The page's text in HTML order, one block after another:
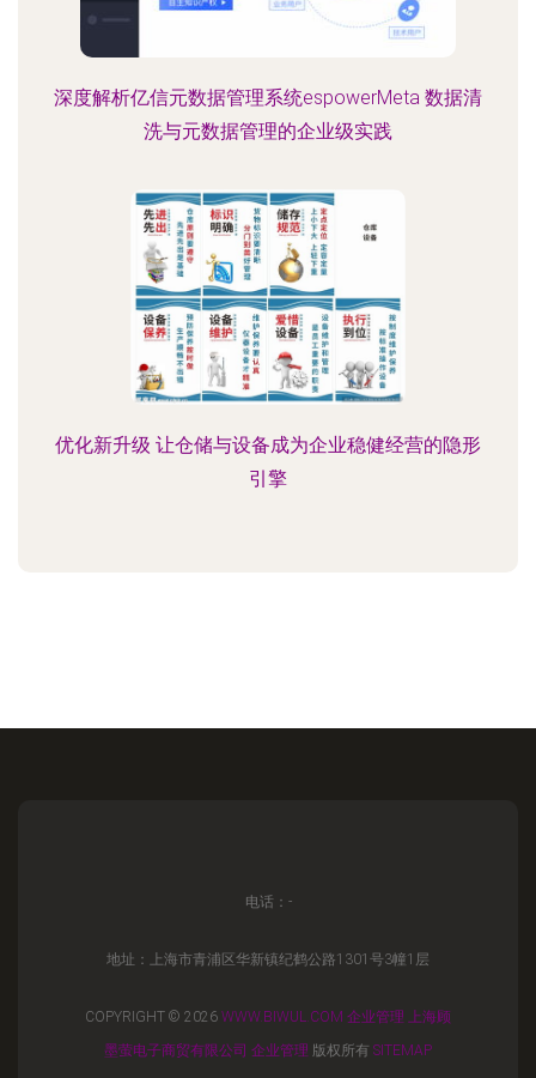
深度解析亿信元数据管理系统espowerMeta 数据清
洗与元数据管理的企业级实践
优化新升级 让仓储与设备成为企业稳健经营的隐形
引擎
电话：-
地址：上海市青浦区华新镇纪鹤公路1301号3幢1层
COPYRIGHT © 2026 WWW.BIWUL.COM 企业管理
上海顾
墨萤电子商贸有限公司 企业管理 版权所有 SITEMAP